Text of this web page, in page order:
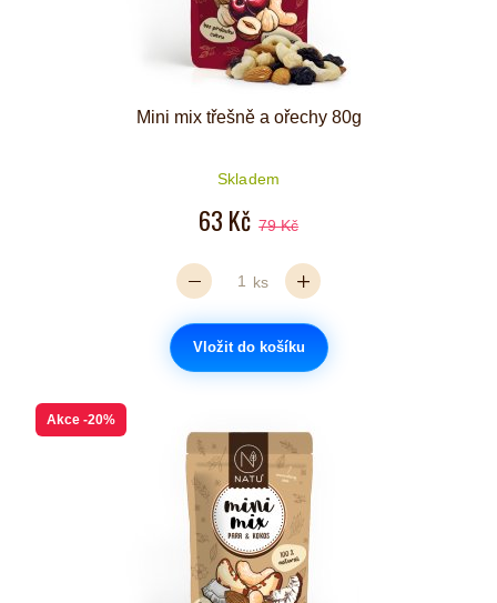
Mini mix třešně a ořechy 80g
Skladem
63 Kč 79 Kč
ks
Vložit do košíku
Akce -20%